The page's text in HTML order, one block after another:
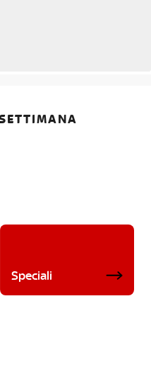
Speciali